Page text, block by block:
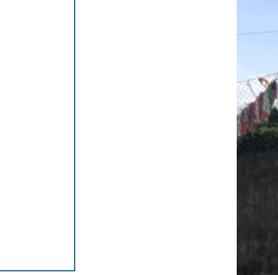
manter este serviço público!